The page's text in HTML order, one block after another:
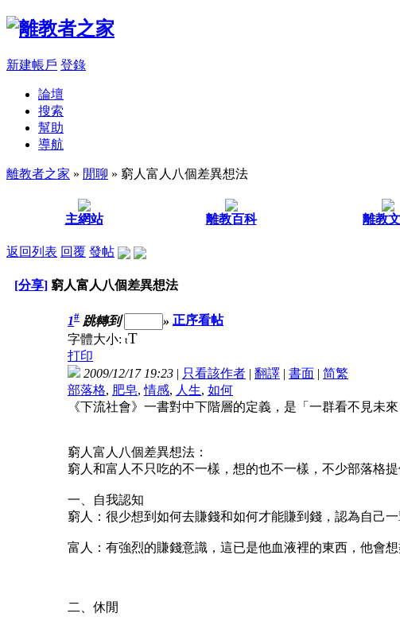
新建帳戶 登錄
論壇
搜索
幫助
導航
離教者之家 » 閒聊 » 窮人富人八個差異想法
主網站 離教百科 離教
返回列表 回覆 發帖
[分享] 窮人富人八個差異想法
1# 跳轉到 » 正序看帖
字體大小: tT
打印
2009/12/17 19:23 | 只看該作者 | 翻譯 | 書面 | 简繁
部落格, 肥皂,情感, 人生, 如何
《下流社會》一書對中下階層的定義，是「一群看不見未
窮人富人八個差異想法：
窮人和富人不只吃的不一樣，想的也不一樣，不少部落格提
一、自我認知
窮人：很少想到如何去賺錢和如何才能賺到錢，認為自己
富人：有強烈的賺錢意識，這已是他血液裡的東西，他會想
二、休閒